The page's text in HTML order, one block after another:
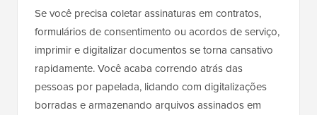
Se você precisa coletar assinaturas em contratos,
formulários de consentimento ou acordos de serviço,
imprimir e digitalizar documentos se torna cansativo
rapidamente. Você acaba correndo atrás das
pessoas por papelada, lidando com digitalizações
borradas e armazenando arquivos assinados em